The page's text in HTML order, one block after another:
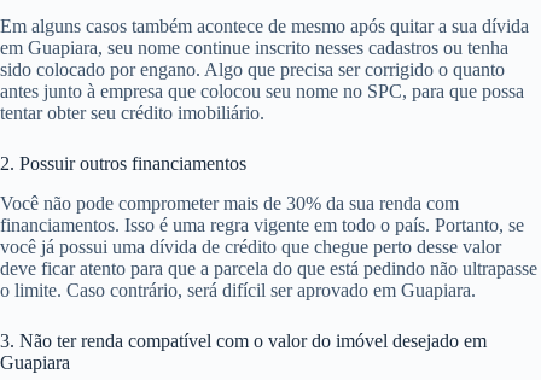
Em alguns casos também acontece de mesmo após quitar a sua dívida
em Guapiara, seu nome continue inscrito nesses cadastros ou tenha
sido colocado por engano. Algo que precisa ser corrigido o quanto
antes junto à empresa que colocou seu nome no SPC, para que possa
tentar obter seu crédito imobiliário.
2. Possuir outros financiamentos
Você não pode comprometer mais de 30% da sua renda com
financiamentos. Isso é uma regra vigente em todo o país. Portanto, se
você já possui uma dívida de crédito que chegue perto desse valor
deve ficar atento para que a parcela do que está pedindo não ultrapasse
o limite. Caso contrário, será difícil ser aprovado em Guapiara.
3. Não ter renda compatível com o valor do imóvel desejado em
Guapiara